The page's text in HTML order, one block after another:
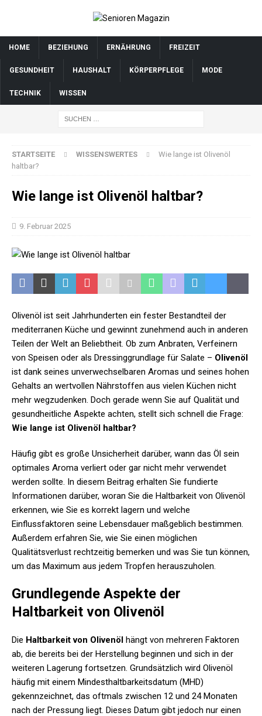
HOME BEZIEHUNG ERNÄHRUNG FREIZEIT
GESUNDHEIT HAUSHALT KÖRPERPFLEGE MODE
TECHNIK WISSEN
STARTSEITE WISSENSWERTES
Wie lange ist Olivenöl
haltbar?
Wie lange ist Olivenöl haltbar?
9. Februar 2025
Olivenöl ist seit Jahrhunderten ein fester Bestandteil der
mediterranen Küche und gewinnt zunehmend auch in anderen
Teilen der Welt an Beliebtheit. Ob zum Anbraten, Verfeinern
von Speisen oder als Dressinggrundlage für Salate – Olivenöl
ist dank seines unverwechselbaren Aromas und seines hohen
Gehalts an wertvollen Nährstoffen aus vielen Küchen nicht
mehr wegzudenken. Doch gerade wenn Sie auf Qualität und
gesundheitliche Aspekte achten, stellt sich schnell die Frage:
Wie lange ist Olivenöl haltbar?
Häufig gibt es große Unsicherheit darüber, wann das Öl sein
optimales Aroma verliert oder gar nicht mehr verwendet
werden sollte. In diesem Beitrag erhalten Sie fundierte
Informationen darüber, woran Sie die Haltbarkeit von Olivenöl
erkennen, wie Sie es korrekt lagern und welche
Einflussfaktoren seine Lebensdauer maßgeblich bestimmen.
Außerdem erfahren Sie, wie Sie einen möglichen
Qualitätsverlust rechtzeitig bemerken und was Sie tun können,
um das Maximum aus jedem Tropfen herauszuholen.
Grundlegende Aspekte der
Haltbarkeit von Olivenöl
Die Haltbarkeit von Olivenöl hängt von mehreren Faktoren
ab, die bereits bei der Herstellung beginnen und sich in der
weiteren Lagerung fortsetzen. Grundsätzlich wird Olivenöl
häufig mit einem Mindesthaltbarkeitsdatum (MHD)
gekennzeichnet, das oftmals zwischen 12 und 24 Monaten
nach der Pressung liegt. Dieses Datum gibt jedoch nur einen